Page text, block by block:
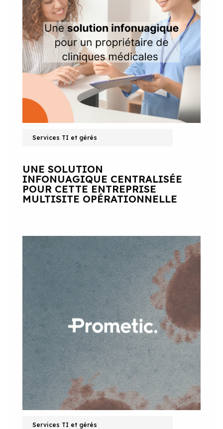
Services TI et gérés
UNE SOLUTION
INFONUAGIQUE CENTRALISÉE
POUR CETTE ENTREPRISE
MULTISITE OPÉRATIONNELLE
Services TI et gérés